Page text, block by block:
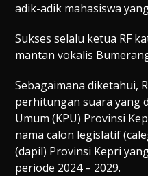
adik-adik mahasiswa
Sukses selalu ketua RF
mantan vokalis
Sebagaimana diketahui,
perhitungan suara yang
Umum (KPU) Provinsi
nama calon legislatif
(dapil) Provinsi Kepri
periode 2024 – 2029.